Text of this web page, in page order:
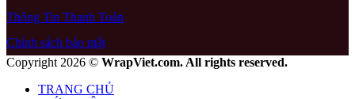
Thông Tin Thanh Toán
Chính sách bảo mật
Copyright 2026 © WrapViet.com. All rights reserved.
TRANG CHỦ